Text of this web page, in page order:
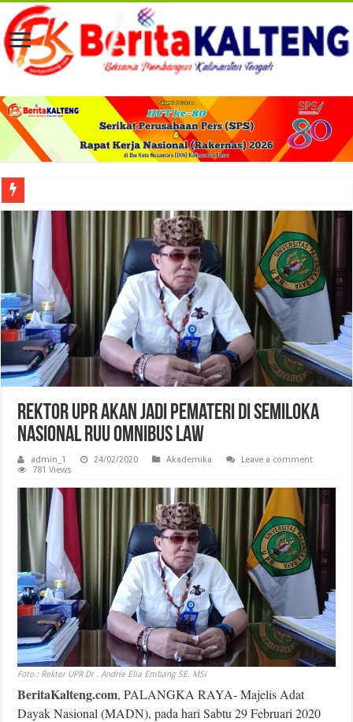
Viral! Selama Dua Bulan Lebih Siltap Serta Tunjangan Pemdes dan BPD di
Rektor UPR Akan Jadi Pemateri di Semiloka
Nasional RUU Omnibus Law
admin_1 24/02/2020 Akademika
Leave a comment
781 Views
Foto : Rektor UPR Dr . Andrie Elia Embang SE. MSi
BeritaKalteng.com, PALANGKA RAYA- Majelis Adat
Dayak Nasional (MADN), pada hari Sabtu 29 Februari 2020